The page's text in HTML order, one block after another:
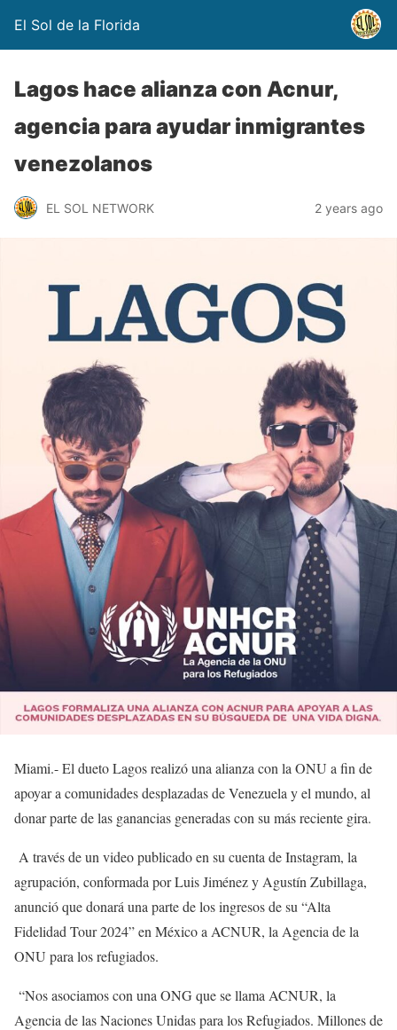
El Sol de la Florida
Lagos hace alianza con Acnur,
agencia para ayudar inmigrantes
venezolanos
EL SOL NETWORK 2 years ago
Miami.- El dueto Lagos realizó una alianza con la ONU a fin de
apoyar a comunidades desplazadas de Venezuela y el mundo, al
donar parte de las ganancias generadas con su más reciente gira.
A través de un video publicado en su cuenta de Instagram, la
agrupación, conformada por Luis Jiménez y Agustín Zubillaga,
anunció que donará una parte de los ingresos de su “Alta
Fidelidad Tour 2024” en México a ACNUR, la Agencia de la
ONU para los refugiados.
“Nos asociamos con una ONG que se llama ACNUR, la
Agencia de las Naciones Unidas para los Refugiados. Millones de